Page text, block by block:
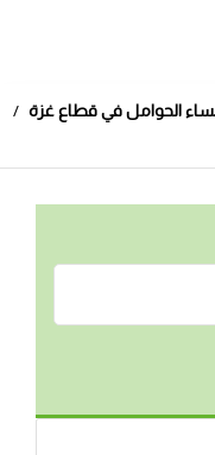
الحوامل في قطاع غزة